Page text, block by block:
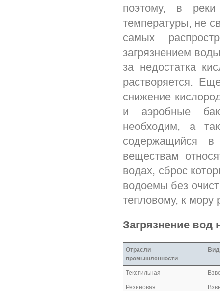
поэтому, в
температуры, не
самых
загрязнением
за недостатка
растворяется.
снижение
и аэробные
необходим, а
содержащийся
веществам
водах, сброс
водоемы без
тепловому, к мору
Загрязнение
Отрасли
промышленности
Текстильная
Резиновая